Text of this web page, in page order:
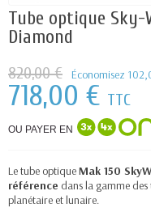
Tube optique Sky-
Diamond
820,00 € Économisez
718,00 € TTC
OU PAYER EN
Le tube optiqueMak 150
référence dans la gamme des
planétaire et lunaire.